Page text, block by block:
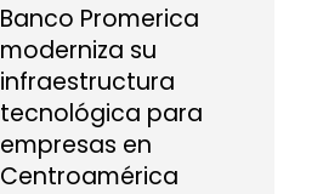
Banco Promerica
moderniza su
infraestructura
tecnológica para
empresas en
Centroamérica